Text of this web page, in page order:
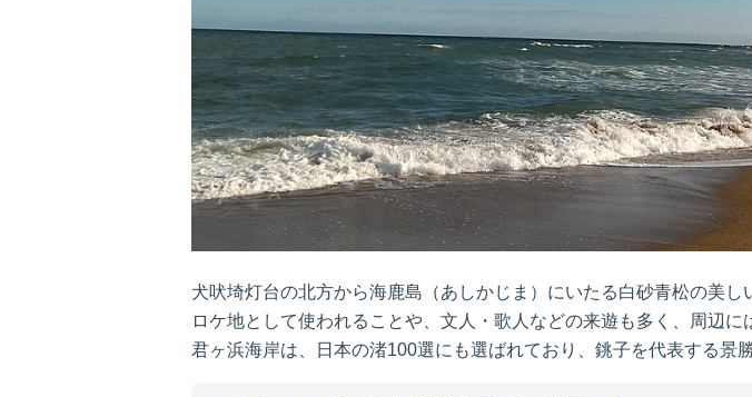
犬吠埼灯台の北方から海鹿島（あしかじま）にいたる白砂青松の美し
ロケ地として使われることや、文人・歌人などの来遊も多く、周辺に
君ヶ浜海岸は、日本の渚100選にも選ばれており、銚子を代表する景